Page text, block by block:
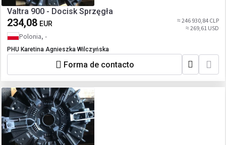
Valtra 900 - Docisk Sprzęgła
234,08 EUR
≈ 246 930,84 CLP
≈ 269,61 USD
Polonia, -
PHU Karetina Agnieszka Wilczyńska
Forma de contacto